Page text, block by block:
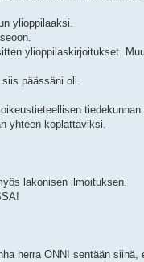
ylioppilaaksi.
ylioppilaskirjoitukset.
päässäni oli.
yhteen koplattaviksi.
lakonisen ilmoituksen.
herra ONNI sentään